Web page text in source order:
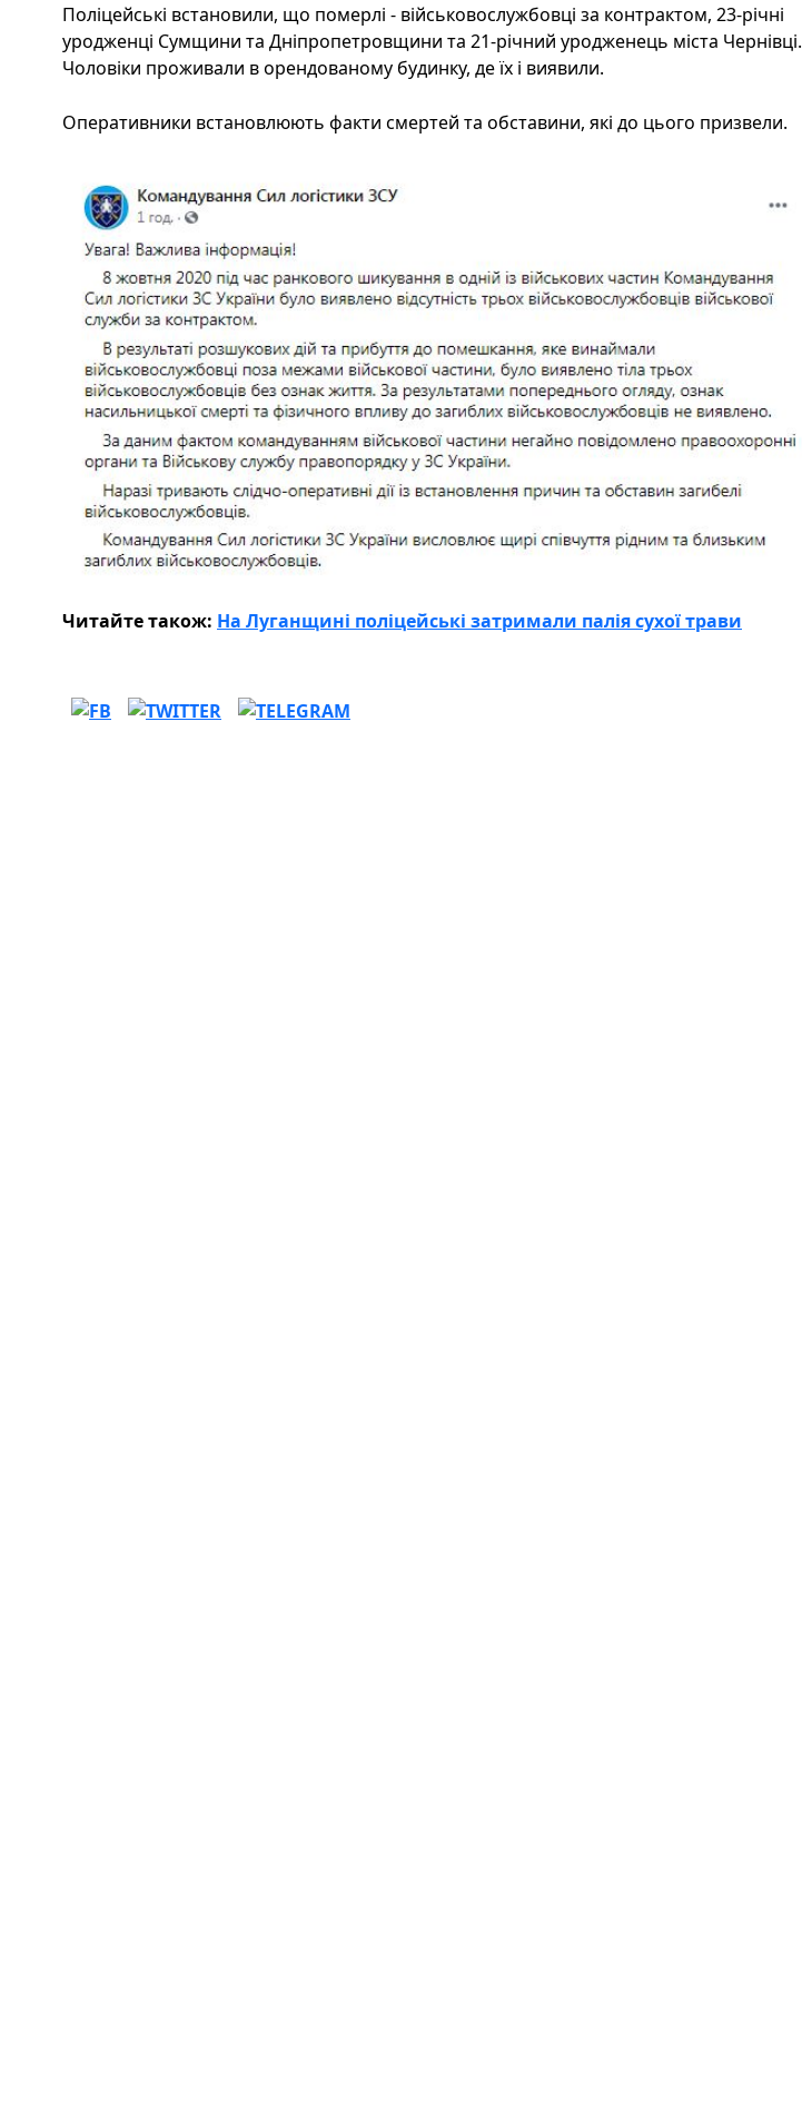
Поліцейські встановили, що померлі - військовослужбовці за контрактом, 23-річні
уродженці Сумщини та Дніпропетровщини та 21-річний уродженець міста Чернівці.
Чоловіки проживали в орендованому будинку, де їх і виявили.
Оперативники встановлюють факти смертей та обставини, які до цього призвели.
Читайте також: На Луганщині поліцейські затримали палія сухої трави